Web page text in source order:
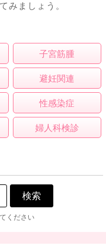
みましょう。
子宮筋腫
避妊関連
性感染症
婦人科検診
ください